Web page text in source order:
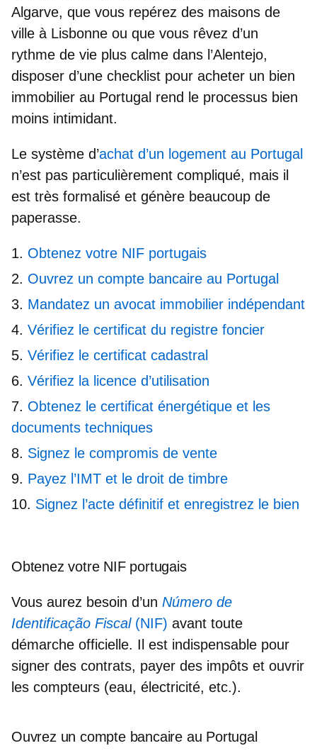
Algarve, que vous repérez des maisons de
ville à Lisbonne ou que vous rêvez d’un
rythme de vie plus calme dans l’Alentejo,
disposer d’une checklist pour acheter un bien
immobilier au Portugal rend le processus bien
moins intimidant.
Le système d’achat d’un logement au Portugal
n’est pas particulièrement compliqué, mais il
est très formalisé et génère beaucoup de
paperasse.
Obtenez votre NIF portugais
Ouvrez un compte bancaire au Portugal
Mandatez un avocat immobilier indépendant
Vérifiez le certificat du registre foncier
Vérifiez le certificat cadastral
Vérifiez la licence d’utilisation
Obtenez le certificat énergétique et les
documents techniques
Signez le compromis de vente
Payez l’IMT et le droit de timbre
Signez l’acte définitif et enregistrez le bien
Obtenez votre NIF portugais
Vous aurez besoin d’un Número de
Identificação Fiscal(NIF) avant toute
démarche officielle. Il est indispensable pour
signer des contrats, payer des impôts et ouvrir
les compteurs (eau, électricité, etc.).
Ouvrez un compte bancaire au Portugal